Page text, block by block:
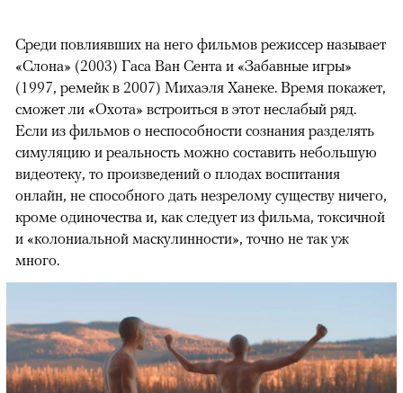
Среди повлиявших на него фильмов режиссер называет
«Слона» (2003) Гаса Ван Сента и «Забавные игры»
(1997, ремейк в 2007) Михаэля Ханеке. Время покажет,
сможет ли «Охота» встроиться в этот неслабый ряд.
Если из фильмов о неспособности сознания разделять
симуляцию и реальность можно составить небольшую
видеотеку, то произведений о плодах воспитания
онлайн, не способного дать незрелому существу ничего,
кроме одиночества и, как следует из фильма, токсичной
и «колониальной маскулинности», точно не так уж
много.